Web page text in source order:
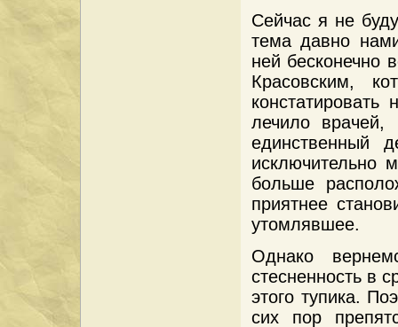
Сейчас я не
тема давно
ней бесконечно
Красовским,
лечило
единственный
исключительно
больше
приятнее
утомлявшее.
Однако
стесненность в
этого тупика.
сих пор